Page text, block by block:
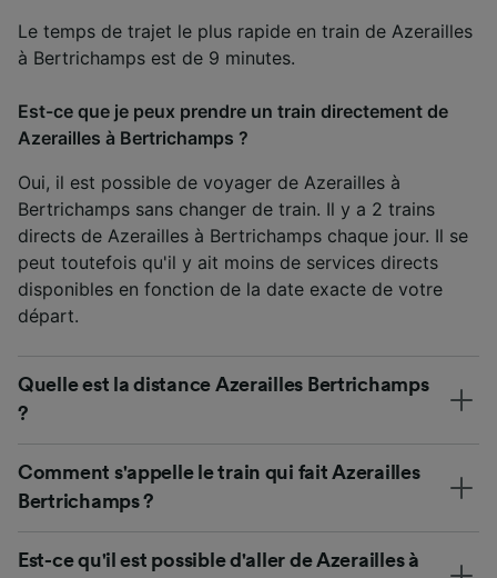
Le temps de trajet le plus rapide en train de Azerailles
à Bertrichamps est de 9 minutes.
Est-ce que je peux prendre un train directement de
Azerailles à Bertrichamps ?
Oui, il est possible de voyager de Azerailles à
Bertrichamps sans changer de train. Il y a 2 trains
directs de Azerailles à Bertrichamps chaque jour. Il se
peut toutefois qu'il y ait moins de services directs
disponibles en fonction de la date exacte de votre
départ.
Quelle est la distance Azerailles Bertrichamps
?
Comment s'appelle le train qui fait Azerailles
Bertrichamps ?
Est-ce qu'il est possible d'aller de Azerailles à